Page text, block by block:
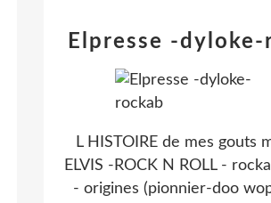
Elpresse -dyloke-
L HISTOIRE de mes gouts
ELVIS -ROCK N ROLL -
- origines (pionnier-doo